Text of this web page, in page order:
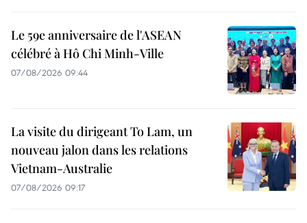
Le 59e anniversaire de l'ASEAN
célébré à Hô Chi Minh-Ville
07/08/2026 09:44
La visite du dirigeant To Lam, un
nouveau jalon dans les relations
Vietnam-Australie
07/08/2026 09:17